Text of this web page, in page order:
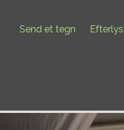
Send et tegn